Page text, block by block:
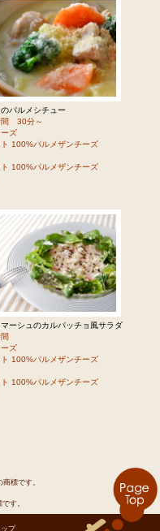
パルメシチュー
間 30分～
ズ
ト 100%パルメザンチーズ
ト 100%パルメザンチーズ
ーシュのカルパッチョ風サラダ
間
ズ
ト 100%パルメザンチーズ
ト 100%パルメザンチーズ
標です。
す。
プ